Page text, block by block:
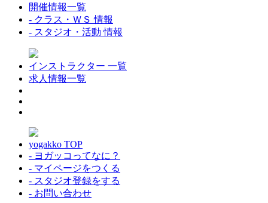
開催情報一覧
- クラス・ＷＳ 情報
- スタジオ・活動 情報
インストラクター 一覧
求人情報一覧
yogakko TOP
- ヨガッコってなに？
- マイページをつくる
- スタジオ登録をする
- お問い合わせ